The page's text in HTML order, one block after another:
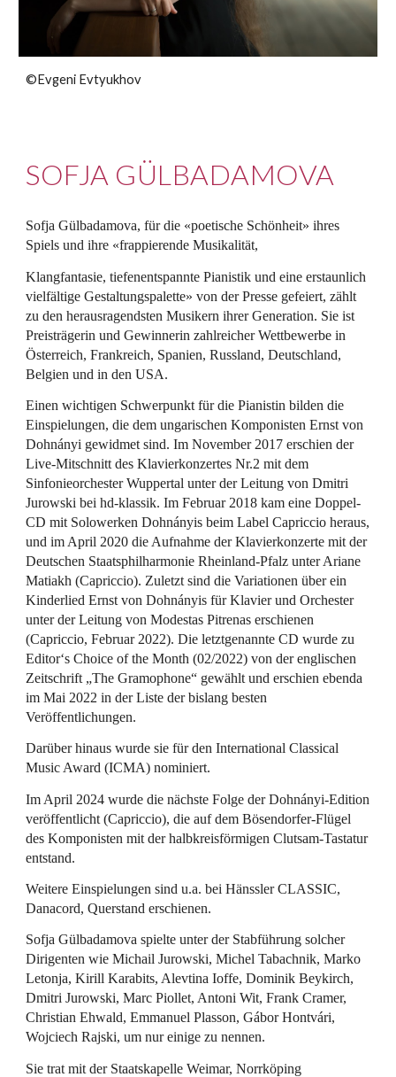
©Evgeni Evtyukhov
SOFJA GÜLBADAMOVA
Sofja Gülbadamova, für die «poetische Schönheit» ihres
Spiels und ihre «frappierende Musikalität,
Klangfantasie, tiefenentspannte Pianistik und eine erstaunlich
vielfältige Gestaltungspalette» von der Presse gefeiert, zählt
zu den herausragendsten Musikern ihrer Generation. Sie ist
Preisträgerin und Gewinnerin zahlreicher Wettbewerbe in
Österreich, Frankreich, Spanien, Russland, Deutschland,
Belgien und in den USA.
Einen wichtigen Schwerpunkt für die Pianistin bilden die
Einspielungen, die dem ungarischen Komponisten Ernst von
Dohnányi gewidmet sind. Im November 2017 erschien der
Live-Mitschnitt des Klavierkonzertes Nr.2 mit dem
Sinfonieorchester Wuppertal unter der Leitung von Dmitri
Jurowski bei hd-klassik. Im Februar 2018 kam eine Doppel-
CD mit Solowerken Dohnányis beim Label Capriccio heraus,
und im April 2020 die Aufnahme der Klavierkonzerte mit der
Deutschen Staatsphilharmonie Rheinland-Pfalz unter Ariane
Matiakh (Capriccio). Zuletzt sind die Variationen über ein
Kinderlied Ernst von Dohnányis für Klavier und Orchester
unter der Leitung von Modestas Pitrenas erschienen
(Capriccio, Februar 2022). Die letztgenannte CD wurde zu
Editor‘s Choice of the Month (02/2022) von der englischen
Zeitschrift „The Gramophone“ gewählt und erschien ebenda
im Mai 2022 in der Liste der bislang besten
Veröffentlichungen.
Darüber hinaus wurde sie für den International Classical
Music Award (ICMA) nominiert.
Im April 2024 wurde die nächste Folge der Dohnányi-Edition
veröffentlicht (Capriccio), die auf dem Bösendorfer-Flügel
des Komponisten mit der halbkreisförmigen Clutsam-Tastatur
entstand.
Weitere Einspielungen sind u.a. bei Hänssler CLASSIC,
Danacord, Querstand erschienen.
Sofja Gülbadamova spielte unter der Stabführung solcher
Dirigenten wie Michail Jurowski, Michel Tabachnik, Marko
Letonja, Kirill Karabits, Alevtina Ioffe, Dominik Beykirch,
Dmitri Jurowski, Marc Piollet, Antoni Wit, Frank Cramer,
Christian Ehwald, Emmanuel Plasson, Gábor Hontvári,
Wojciech Rajski, um nur einige zu nennen.
Sie trat mit der Staatskapelle Weimar, Norrköping